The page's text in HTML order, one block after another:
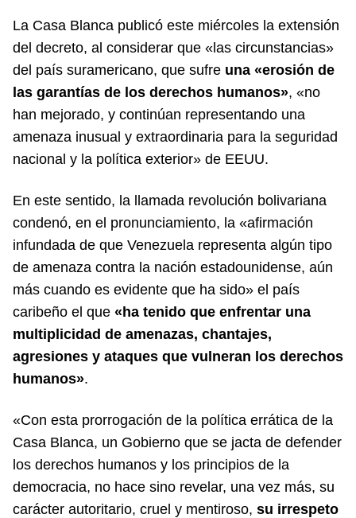
La Casa Blanca publicó este miércoles la extensión
del decreto, al considerar que «las circunstancias»
del país suramericano, que sufre una «erosión de
las garantías de los derechos humanos», «no
han mejorado, y continúan representando una
amenaza inusual y extraordinaria para la seguridad
nacional y la política exterior» de EEUU.
En este sentido, la llamada revolución bolivariana
condenó, en el pronunciamiento, la «afirmación
infundada de que Venezuela representa algún tipo
de amenaza contra la nación estadounidense, aún
más cuando es evidente que ha sido» el país
caribeño el que «ha tenido que enfrentar una
multiplicidad de amenazas, chantajes,
agresiones y ataques que vulneran los derechos
humanos».
«Con esta prorrogación de la política errática de la
Casa Blanca, un Gobierno que se jacta de defender
los derechos humanos y los principios de la
democracia, no hace sino revelar, una vez más, su
carácter autoritario, cruel y mentiroso, su irrespeto